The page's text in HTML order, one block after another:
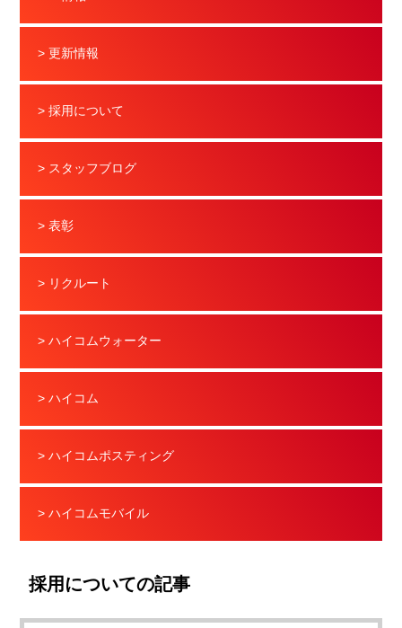
> 更新情報
> 採用について
> スタッフブログ
> 表彰
> リクルート
> ハイコムウォーター
> ハイコム
> ハイコムポスティング
> ハイコムモバイル
採用についての記事